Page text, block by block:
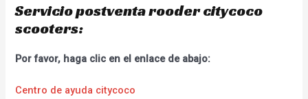
Servicio postventa rooder citycoco
scooters:
Por favor, haga clic en el enlace de abajo:
Centro de ayuda citycoco